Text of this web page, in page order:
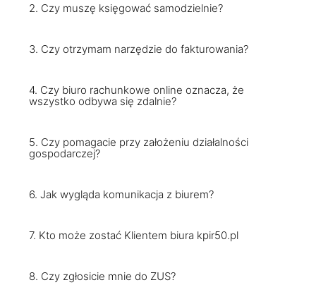
2. Czy muszę księgować samodzielnie?
3. Czy otrzymam narzędzie do fakturowania?
4. Czy biuro rachunkowe online oznacza, że
wszystko odbywa się zdalnie?
5. Czy pomagacie przy założeniu działalności
gospodarczej?
6. Jak wygląda komunikacja z biurem?
7. Kto może zostać Klientem biura kpir50.pl
8. Czy zgłosicie mnie do ZUS?